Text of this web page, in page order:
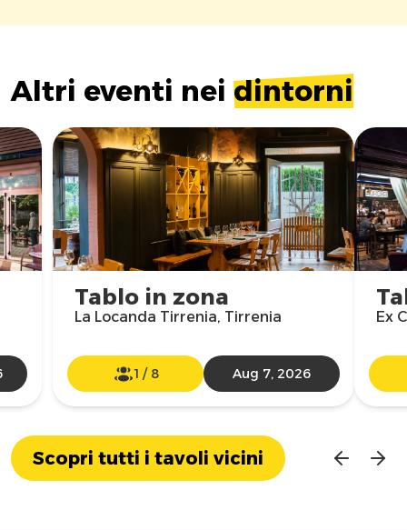
Altri eventi nei dintorni
Tablo in zona
La Locanda Tirrenia, Tirrenia
1 / 8 Aug 7, 2026
Ex
Scopri tutti i tavoli vicini